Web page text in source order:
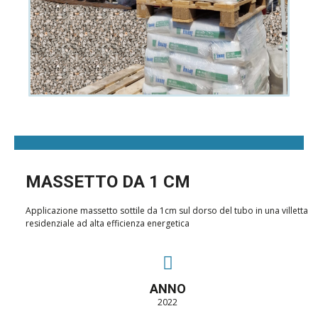
MASSETTO DA 1 CM
Applicazione massetto sottile da 1cm sul dorso del tubo in una villetta
residenziale ad alta efficienza energetica
ANNO
2022